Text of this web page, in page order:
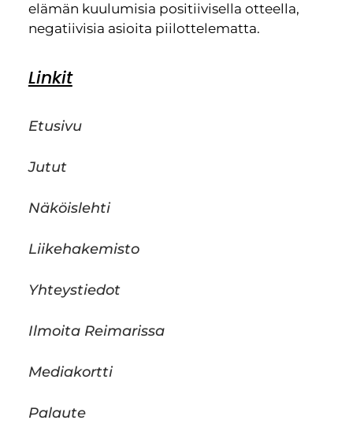
elämän kuulumisia positiivisella otteella,
negatiivisia asioita piilottelematta.
Linkit
Etusivu
Jutut
Näköislehti
Liikehakemisto
Yhteystiedot
Ilmoita Reimarissa
Mediakortti
Palaute